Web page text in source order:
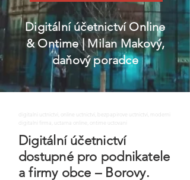
Digitální účetnictví Online
& Ontime| Milan Makový,
daňový poradce
digitalni uctnictvi, online uctnictvi, bezpapirove uctnictvi, moderni
digitalni firma, uctarna online, ontime uctovani
Digitální účetnictví
dostupné pro podnikatele
a firmy obce – Borovy.